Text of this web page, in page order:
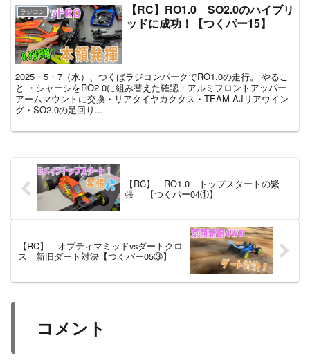
ラジコン
【RC】RO1.0 SO2.0のハイブリ
ッドに成功！【つくパー15】
2025・5・7（水）、つくばラジコンパークでRO1.0の走行。 やるこ
と ・シャーシをRO2.0に組み替えた確認・アルミフロントアッパー
アームマウントに交換・リアタイヤカクタス・TEAM AJリアウイン
グ・SO2.0の足回り...
【RC】 RO1.0 トップスタートの緊
張 【つくパー04①】
【RC】 オプティマミッドvsダートクロ
ス 新旧ダート対決【つくパー05③】
コメント